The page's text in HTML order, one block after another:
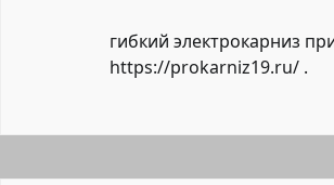
гибкий электрокарниз
https://prokarniz19.ru/ .